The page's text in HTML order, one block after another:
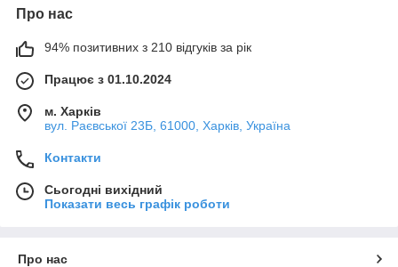
Про нас
94% позитивних з 210 відгуків за рік
Працює з 01.10.2024
м. Харків
вул. Раєвської 23Б, 61000, Харків, Україна
Контакти
Сьогодні вихідний
Показати весь графік роботи
Про нас